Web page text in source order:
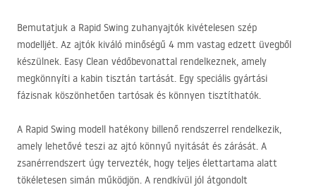
Bemutatjuk a Rapid Swing zuhanyajtók kivételesen szép
modelljét. Az ajtók kiváló minőségű 4 mm vastag edzett üvegből
készülnek. Easy Clean védőbevonattal rendelkeznek, amely
megkönnyíti a kabin tisztán tartását. Egy speciális gyártási
fázisnak köszönhetően tartósak és könnyen tisztíthatók.
A Rapid Swing modell hatékony billenő rendszerrel rendelkezik,
amely lehetővé teszi az ajtó könnyű nyitását és zárását. A
zsanérrendszert úgy tervezték, hogy teljes élettartama alatt
tökéletesen simán működjön. A rendkívül jól átgondolt